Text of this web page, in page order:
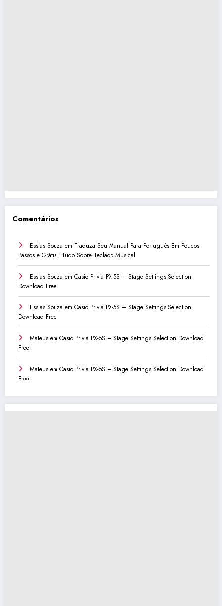
Comentários
Essias Souza em Traduza Seu Manual Para Português Em Poucos
Passos e Grátis | Tudo Sobre Teclado Musical
Essias Souza em Casio Privia PX-5S – Stage Settings Selection
Download Free
Essias Souza em Casio Privia PX-5S – Stage Settings Selection
Download Free
Mateus em Casio Privia PX-5S – Stage Settings Selection Download
Free
Mateus em Casio Privia PX-5S – Stage Settings Selection Download
Free